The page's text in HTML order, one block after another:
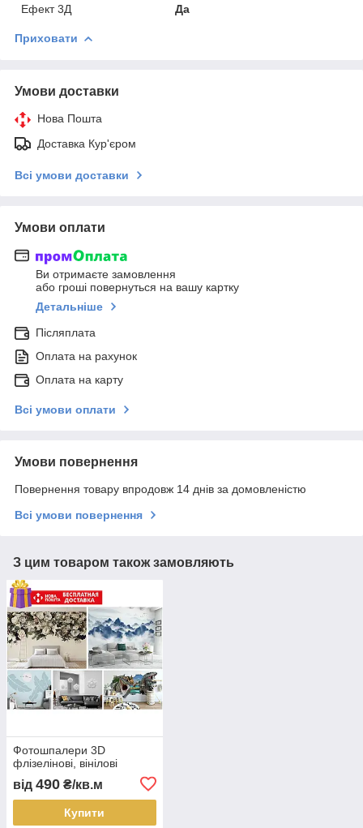
Ефект 3Д Да
Приховати
Умови доставки
Нова Пошта
Доставка Кур'єром
Всі умови доставки
Умови оплати
Ви отримаєте замовлення
або гроші повернуться на вашу картку
Детальніше
Післяплата
Оплата на рахунок
Оплата на карту
Всі умови оплати
Умови повернення
Повернення товару впродовж 14 днів за домовленістю
Всі умови повернення
З цим товаром також замовляють
Фотошпалери 3D
флізелінові, вінілові
від 490 ₴/кв.м
Купити